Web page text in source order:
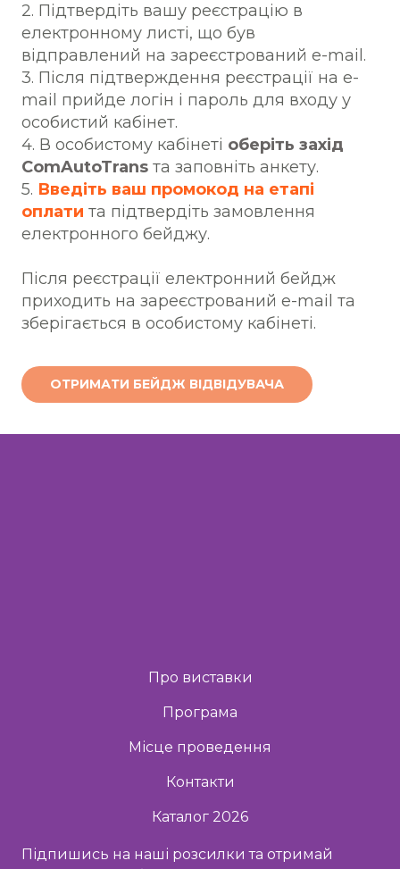
2. Підтвердіть вашу реєстрацію в
електронному листі, що був
відправлений на зареєстрований e-mail.
3. Після підтверждення реєстрації на e-
mail прийде логін і пароль для входу у
особистий кабінет.
4. В особистому кабінеті оберіть захід
ComAutoTrans та заповніть анкету.
5. Введіть ваш промокод на етапі
оплати та підтвердіть замовлення
електронного бейджу.
Після реєстрації електронний бейдж
приходить на зареєстрований e-mail та
зберігається в особистому кабінеті.
ОТРИМАТИ БЕЙДЖ ВІДВІДУВАЧА
Про виставки
Програма
Місце проведення
Контакти
Каталог 2026
Підпишись на наші розсилки та отримай